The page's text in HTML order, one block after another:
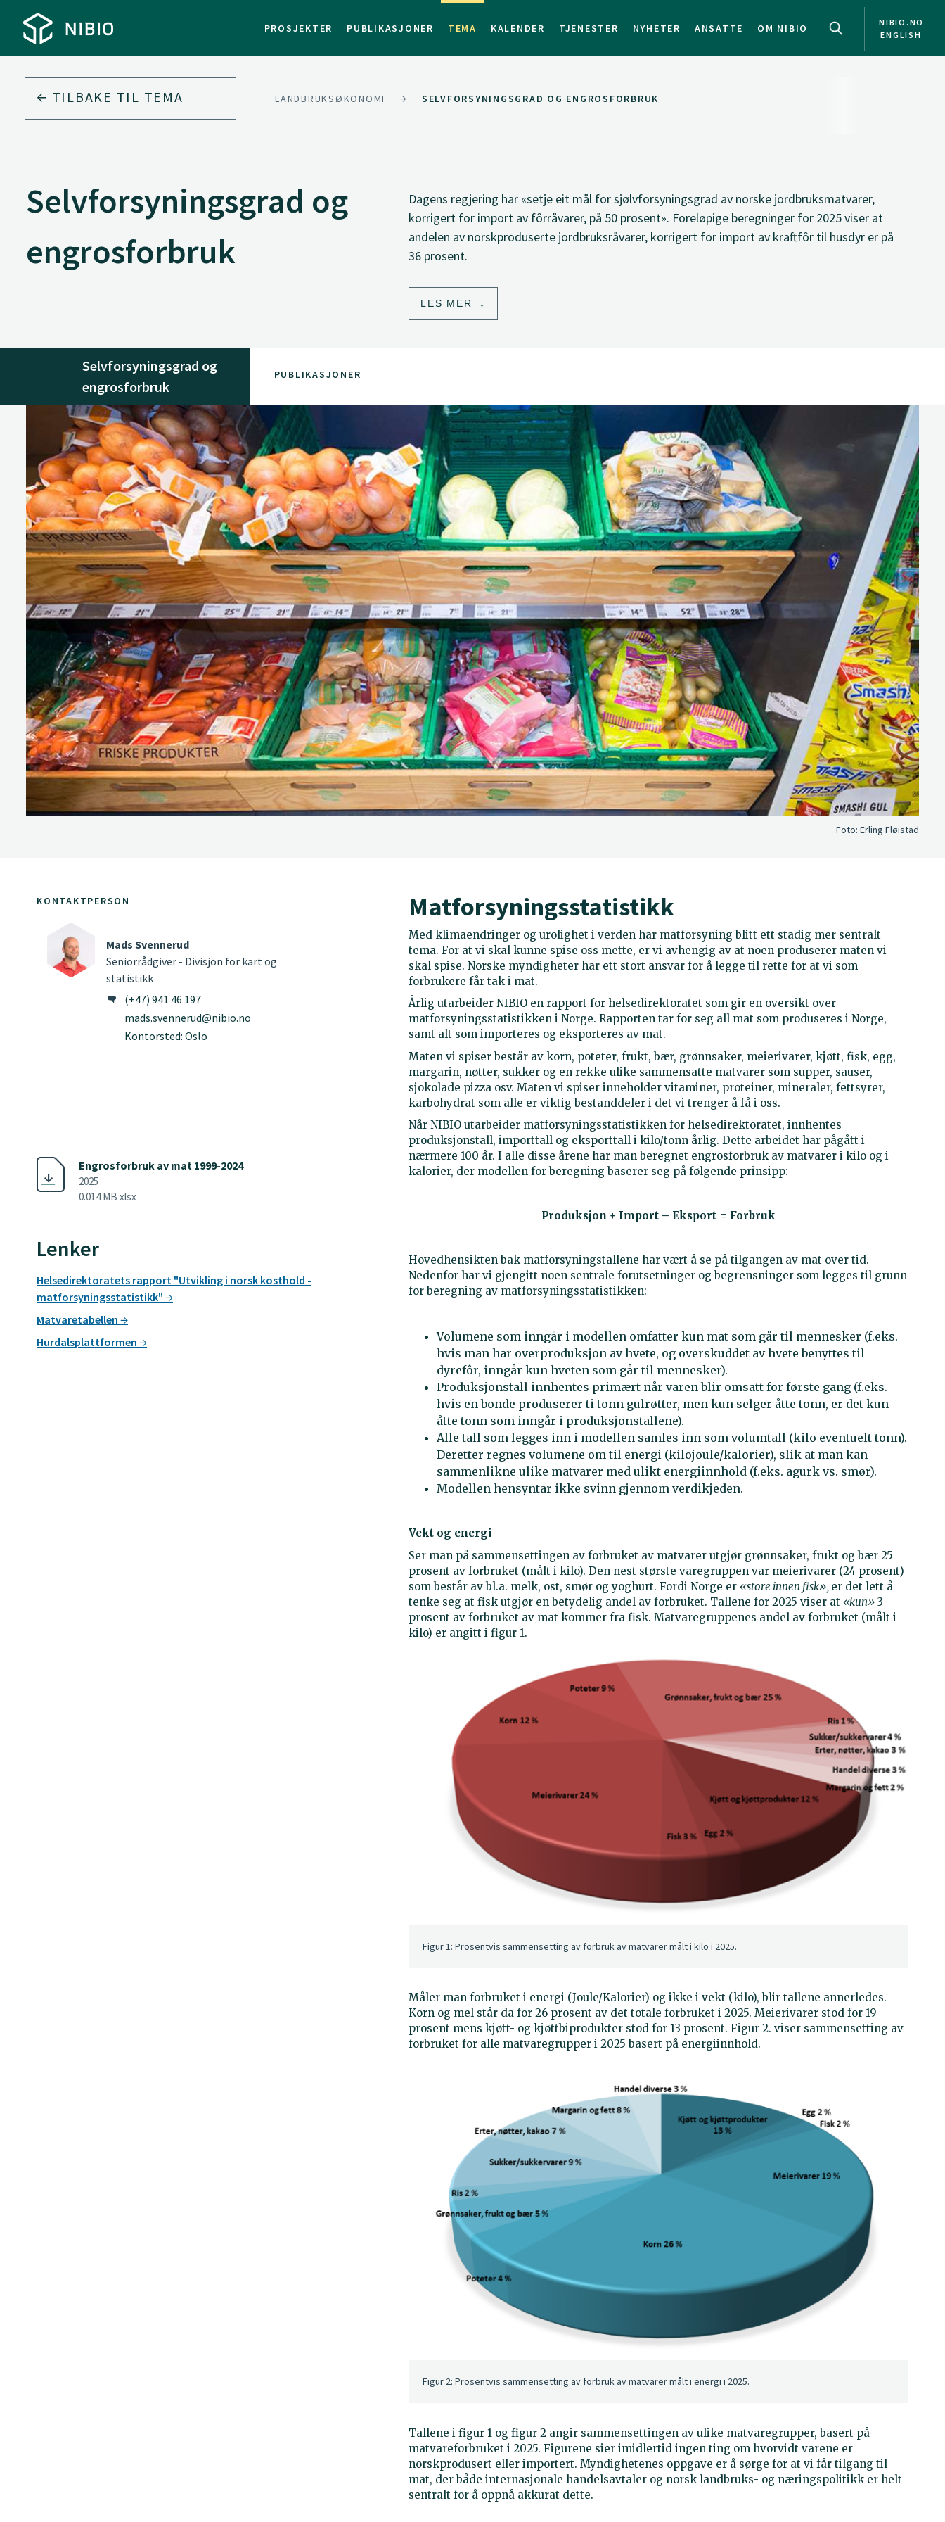
PROSJEKTER PUBLIKASJONER TEMA KALENDER TJENESTER NYHETER ANSATTE OM NIBIO
NIBIO.NO
ENGLISH
TILBAKE TIL TEMA LANDBRUKSØKONOMI SELVFORSYNINGSGRAD OG ENGROSFORBRUK
Selvforsyningsgrad og
engrosforbruk
Dagens regjering har «setje eit mål for sjølvforsyningsgrad av norske jordbruksmatvarer,
korrigert for import av fôrråvarer, på 50 prosent». Foreløpige beregninger for 2025 viser at
andelen av norskproduserte jordbruksråvarer, korrigert for import av kraftfôr til husdyr er på
36 prosent.
LES MER
Selvforsyningsgrad og
engrosforbruk
PUBLIKASJONER
Foto: Erling Fløistad
KONTAKTPERSON
Mads Svennerud
Seniorrådgiver - Divisjon for kart og
statistikk
(+47) 941 46 197
mads.svennerud@nibio.no
Kontorsted: Oslo
Engrosforbruk av mat 1999-2024
2025
0.014 MB xlsx
Lenker
Helsedirektoratets rapport "Utvikling i norsk kosthold -
matforsyningsstatistikk"
Matvaretabellen
Hurdalsplattformen
Matforsyningsstatistikk
Med klimaendringer og urolighet i verden har matforsyning blitt ett stadig mer sentralt
tema. For at vi skal kunne spise oss mette, er vi avhengig av at noen produserer maten vi
skal spise. Norske myndigheter har ett stort ansvar for å legge til rette for at vi som
forbrukere får tak i mat.
Årlig utarbeider NIBIO en rapport for helsedirektoratet som gir en oversikt over
matforsyningsstatistikken i Norge. Rapporten tar for seg all mat som produseres i Norge,
samt alt som importeres og eksporteres av mat.
Maten vi spiser består av korn, poteter, frukt, bær, grønnsaker, meierivarer, kjøtt, fisk, egg,
margarin, nøtter, sukker og en rekke ulike sammensatte matvarer som supper, sauser,
sjokolade pizza osv. Maten vi spiser inneholder vitaminer, proteiner, mineraler, fettsyrer,
karbohydrat som alle er viktig bestanddeler i det vi trenger å få i oss.
Når NIBIO utarbeider matforsyningsstatistikken for helsedirektoratet, innhentes
produksjonstall, importtall og eksporttall i kilo/tonn årlig. Dette arbeidet har pågått i
nærmere 100 år. I alle disse årene har man beregnet engrosforbruk av matvarer i kilo og i
kalorier, der modellen for beregning baserer seg på følgende prinsipp:
Produksjon + Import – Eksport = Forbruk
Hovedhensikten bak matforsyningstallene har vært å se på tilgangen av mat over tid.
Nedenfor har vi gjengitt noen sentrale forutsetninger og begrensninger som legges til grunn
for beregning av matforsyningsstatistikken:
Volumene som inngår i modellen omfatter kun mat som går til mennesker (f.eks.
hvis man har overproduksjon av hvete, og overskuddet av hvete benyttes til
dyrefôr, inngår kun hveten som går til mennesker).
Produksjonstall innhentes primært når varen blir omsatt for første gang (f.eks.
hvis en bonde produserer ti tonn gulrøtter, men kun selger åtte tonn, er det kun
åtte tonn som inngår i produksjonstallene).
Alle tall som legges inn i modellen samles inn som volumtall (kilo eventuelt tonn).
Deretter regnes volumene om til energi (kilojoule/kalorier), slik at man kan
sammenlikne ulike matvarer med ulikt energiinnhold (f.eks. agurk vs. smør).
Modellen hensyntar ikke svinn gjennom verdikjeden.
Vekt og energi
Ser man på sammensettingen av forbruket av matvarer utgjør grønnsaker, frukt og bær 25
prosent av forbruket (målt i kilo). Den nest største varegruppen var meierivarer (24 prosent)
som består av bl.a. melk, ost, smør og yoghurt. Fordi Norge er «store innen fisk», er det lett å
tenke seg at fisk utgjør en betydelig andel av forbruket. Tallene for 2025 viser at «kun» 3
prosent av forbruket av mat kommer fra fisk. Matvaregruppenes andel av forbruket (målt i
kilo) er angitt i figur 1.
Figur 1: Prosentvis sammensetting av forbruk av matvarer målt i kilo i 2025.
Måler man forbruket i energi (Joule/Kalorier) og ikke i vekt (kilo), blir tallene annerledes.
Korn og mel står da for 26 prosent av det totale forbruket i 2025. Meierivarer stod for 19
prosent mens kjøtt- og kjøttbiprodukter stod for 13 prosent. Figur 2. viser sammensetting av
forbruket for alle matvaregrupper i 2025 basert på energiinnhold.
Figur 2: Prosentvis sammensetting av forbruk av matvarer målt i energi i 2025.
Tallene i figur 1 og figur 2 angir sammensettingen av ulike matvaregrupper, basert på
matvareforbruket i 2025. Figurene sier imidlertid ingen ting om hvorvidt varene er
norskprodusert eller importert. Myndighetenes oppgave er å sørge for at vi får tilgang til
mat, der både internasjonale handelsavtaler og norsk landbruks- og næringspolitikk er helt
sentralt for å oppnå akkurat dette.